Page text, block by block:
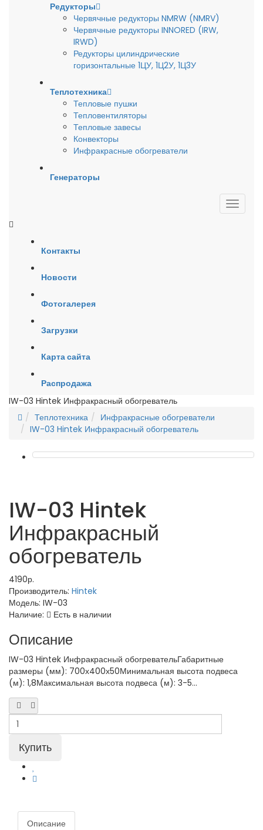
Редукторы
Червячные редукторы NMRW (NMRV)
Червячные редукторы INNORED (IRW,
IRWD)
Редукторы цилиндрические
горизонтальные 1ЦУ, 1Ц2У, 1Ц3У
Теплотехника
Тепловые пушки
Тепловентиляторы
Тепловые завесы
Конвекторы
Инфракрасные обогреватели
Генераторы
Контакты
Новости
Фотогалерея
Загрузки
Карта сайта
Распродажа
IW-03 Hintek Инфракрасный обогреватель
Теплотехника
Инфракрасные обогреватели
IW-03 Hintek Инфракрасный обогреватель
IW-03 Hintek
Инфракрасный
обогреватель
4190р.
Производитель: Hintek
Модель: IW-03
Наличие:
Есть в наличии
Описание
IW-03 Hintek Инфракрасный обогревательГабаритные
размеры (мм): 700х400х50Минимальная высота подвеса
(м): 1,8Максимальная высота подвеса (м): 3-5...
Описание